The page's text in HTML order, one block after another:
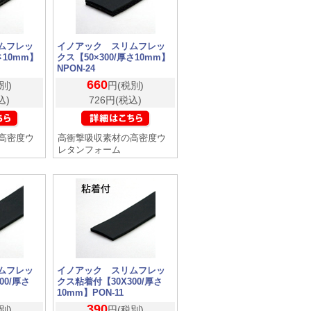
フレッ
】
)
)
密度ウ
イノアック スリムフレッ
クス【50×300/厚さ10mm】
NPON-24
660円(税別)
726円(税込)
高衝撃吸収素材の高密度ウ
レタンフォーム
フレッ
厚さ
イノアック スリムフレッ
クス粘着付【30X300/厚さ
10mm】PON-11